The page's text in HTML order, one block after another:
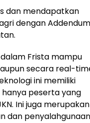
dan mendapatkan
dengan
Frista mampu
secara real-
ini memiliki
peserta yang
Ini juga merupakan
dan penyalahgunaan